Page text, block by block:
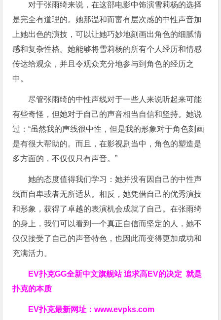
对于张雨绮来说，在这部电影中饰演雪莉杨的选择
是完全有道理的。她那温和而富有层次感的中性声音加
上她出色的演技，可以让她巧妙地刻画出角色的细腻情
感和复杂性格。她能够将雪莉杨的所有个人经历和情感
传达给观众，并且令观众充分地参与到角色的经历之
中。
尽管张雨绮的中性声线对于一些人来说听起来可能
有些奇怪，但她对于自己的声音相当自信和坚持。她说
过：“虽然我的声线很中性，但是我的形象对于角色刻画
是有很大帮助的。而且，在影视剧当中，角色的塑造是
多方面的，不仅仅只有声音。”
她的态度值得我们学习：她并没有因自己的中性声
线而自卑或者无所适从。相反，她凭借自己的优秀演技
和形象，获得了卓越的表演机会成就了自己。在张雨绮
的身上，我们可以看到一个真正自信而坚定的人，她不
仅仅接受了自己的声音特色，也因此而变得更加成功和
充满活力。
EV扑克GG全新中文旗舰站追求高EV的决定就是
扑克的本质
EV扑克最新网址：www.evpks.com